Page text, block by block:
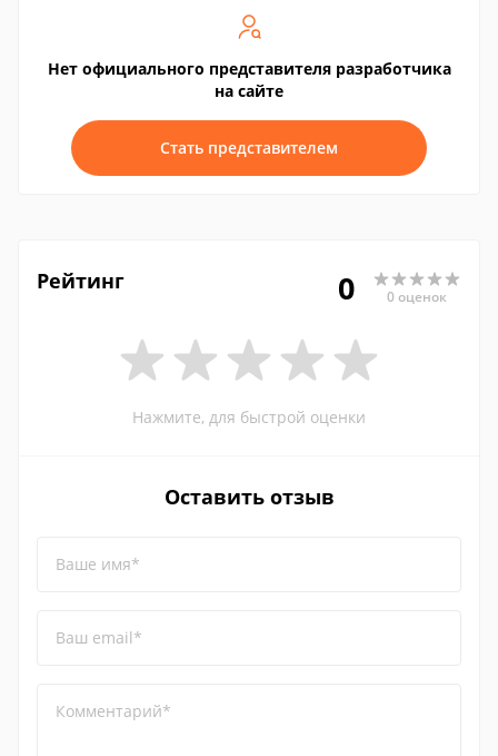
Нет официального представителя разработчика
на сайте
Стать представителем
Рейтинг 0 0 оценок
Нажмите, для быстрой оценки
Оставить отзыв
Ваше имя*
Ваш email*
Комментарий*